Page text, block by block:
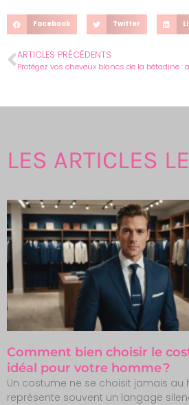
Facebook Twitter
ARTICLES PRÉCÉDENTS
LES ARTICLES
Comment bien choisir le
idéal pour votre homme ?
Un costume ne se choisit jamais au
représente souvent un langage